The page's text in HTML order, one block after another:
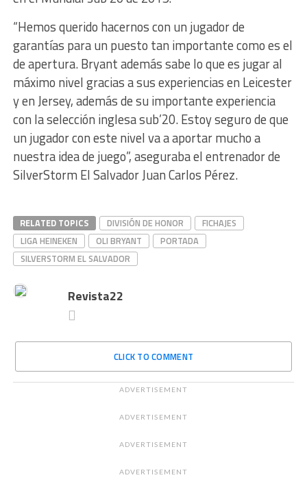
“Hemos querido hacernos con un jugador de
garantías para un puesto tan importante como es el
de apertura. Bryant además sabe lo que es jugar al
máximo nivel gracias a sus experiencias en Leicester
y en Jersey, además de su importante experiencia
con la selección inglesa sub’20. Estoy seguro de que
un jugador con este nivel va a aportar mucho a
nuestra idea de juego”, aseguraba el entrenador de
SilverStorm El Salvador Juan Carlos Pérez.
RELATED TOPICS DIVISIÓN DE HONOR
FICHAJES
LIGA HEINEKEN
OLI BRYANT
PORTADA
SILVERSTORM EL SALVADOR
Revista22
CLICK TO COMMENT
ADVERTISEMENT
ADVERTISEMENT
ADVERTISEMENT
ADVERTISEMENT